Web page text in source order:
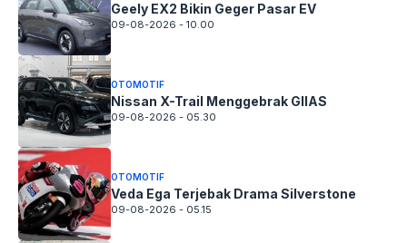
Geely EX2 Bikin Geger Pasar EV
09-08-2026 - 10.00
OTOMOTIF
Nissan X-Trail Menggebrak GIIAS
09-08-2026 - 05.30
OTOMOTIF
Veda Ega Terjebak Drama Silverstone
09-08-2026 - 05.15